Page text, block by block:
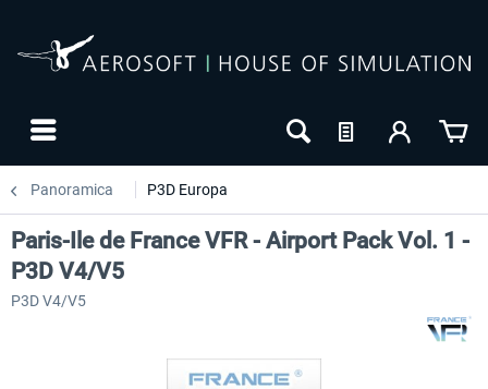
Panoramica P3D Europa
Paris-Ile de France VFR - Airport Pack Vol. 1 -
P3D V4/V5
P3D V4/V5